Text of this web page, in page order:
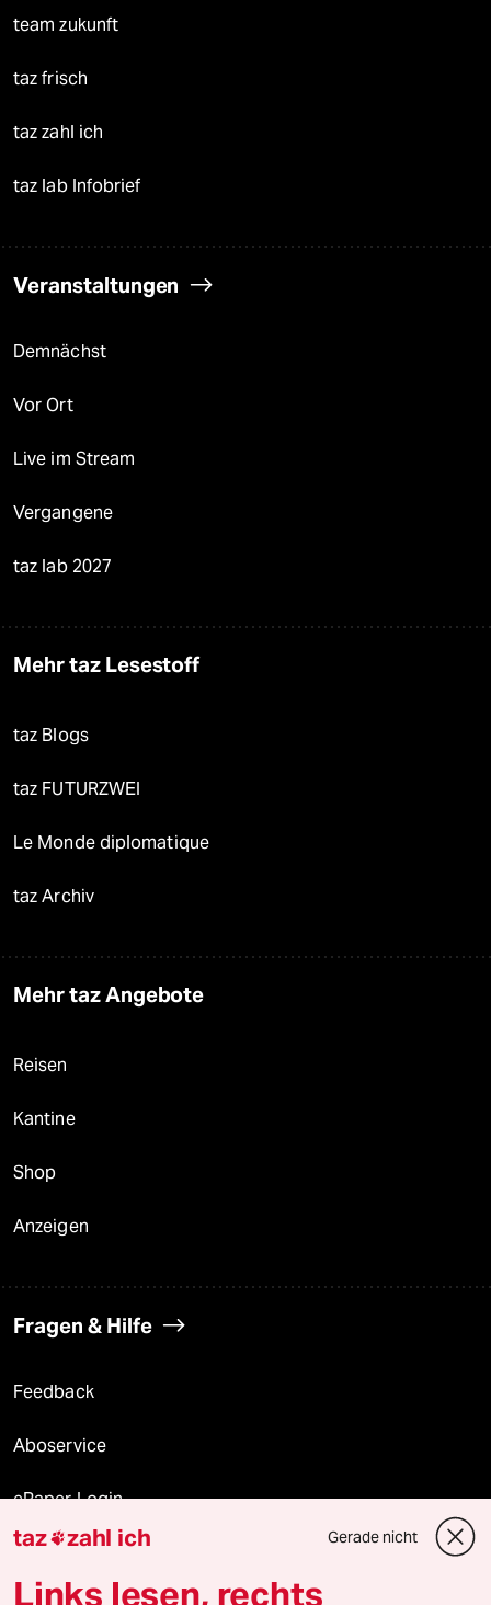
team zukunft
taz frisch
taz zahl ich
taz lab Infobrief
Veranstaltungen
Demnächst
Vor Ort
Live im Stream
Vergangene
taz lab 2027
Mehr taz Lesestoff
taz Blogs
taz FUTURZWEI
Le Monde diplomatique
taz Archiv
Mehr taz Angebote
Reisen
Kantine
Shop
Anzeigen
Fragen & Hilfe
Feedback
Aboservice
ePaper Login
Downloads für Abonnierende
taz zahl ich Gerade nicht
Links lesen, rechts